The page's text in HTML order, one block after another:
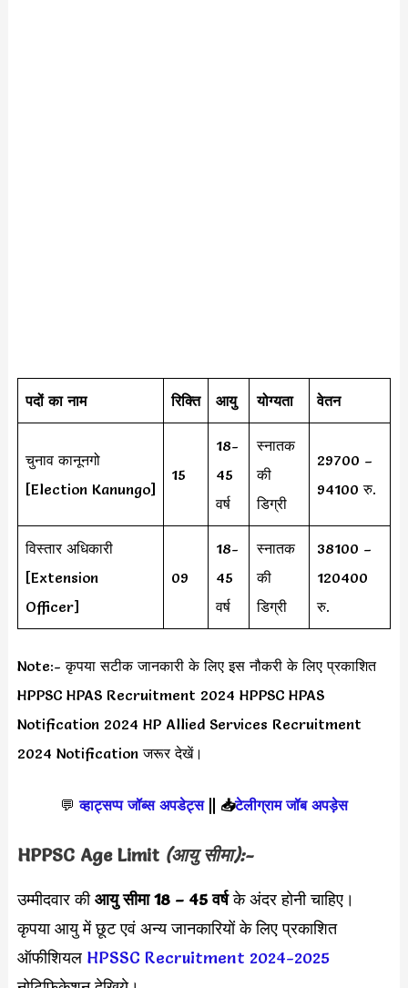
पदों का नाम रिक्ति आयु योग्यता वेतन
चुनाव कानूनगो
[Election Kanungo]
15
18-
45
वर्ष
स्नातक
की
डिग्री
29700 –
94100 रु.
विस्तार अधिकारी
[Extension
Officer]
09
18-
45
वर्ष
स्नातक
की
डिग्री
38100 –
120400
रु.
Note:- कृपया सटीक जानकारी के लिए इस नौकरी के लिए प्रकाशित
HPPSC HPAS Recruitment 2024 HPPSC HPAS
Notification 2024 HP Allied Services Recruitment
2024 Notification जरूर देखें।
💬 व्हाट्सप्प जॉब्स अपडेट्स|| 📥टेलीग्राम जॉब अपड़ेस
HPPSC Age Limit (आयु सीमा):-
उम्मीदवार कीआयु सीमा 18 – 45 वर्षके अंदर होनी चाहिए।
कृपया आयु में छूट एवं अन्य जानकारियों के लिए प्रकाशित
ऑफीशियल HPSSC Recruitment 2024-2025